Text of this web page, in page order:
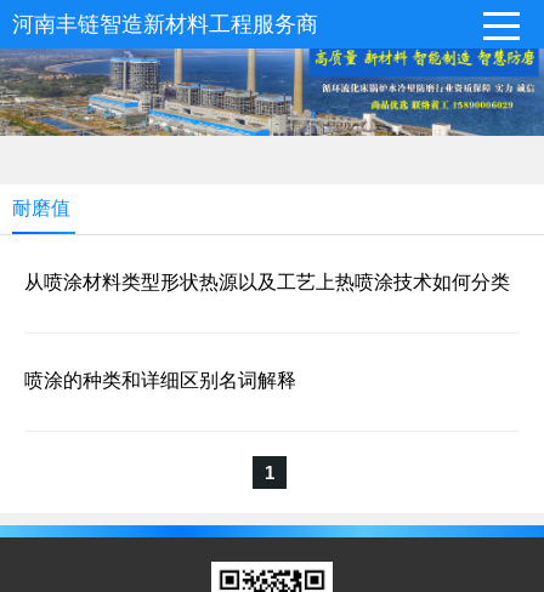
河南丰链智造新材料工程服务商
耐磨值
从喷涂材料类型形状热源以及工艺上热喷涂技术如何分类
喷涂的种类和详细区别名词解释
1